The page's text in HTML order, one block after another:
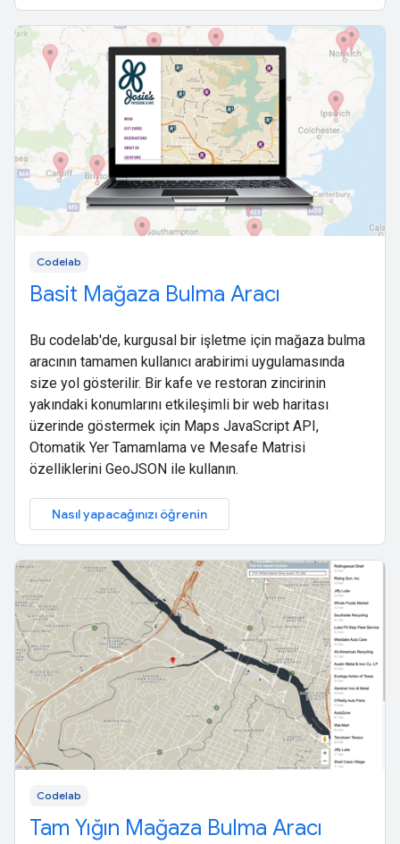
Codelab
Basit Mağaza Bulma Aracı
Bu codelab'de, kurgusal bir işletme için mağaza bulma
aracının tamamen kullanıcı arabirimi uygulamasında
size yol gösterilir. Bir kafe ve restoran zincirinin
yakındaki konumlarını etkileşimli bir web haritası
üzerinde göstermek için Maps JavaScript API,
Otomatik Yer Tamamlama ve Mesafe Matrisi
özelliklerini GeoJSON ile kullanın.
Nasıl yapacağınızı öğrenin
Codelab
Tam Yığın Mağaza Bulma Aracı